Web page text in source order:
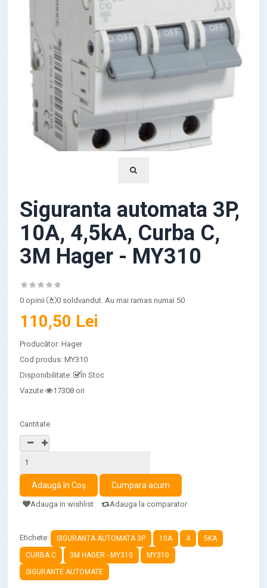
Siguranta automata 3P,
10A, 4,5kA, Curba C,
3M Hager - MY310
0 opinii 0 soldvandut. Au mai ramas numai 50
110,50 Lei
Producător:Hager
Cod produs:MY310
Disponibilitate:
În Stoc
Vazute
17308 ori
Cantitate
Adauga in wishlist Adauga la comparator
Etichete: SIGURANTA AUTOMATA 3P 10A 4
5KA
CURBA C
3M HAGER - MY310
MY310
SIGURANTE AUTOMATE